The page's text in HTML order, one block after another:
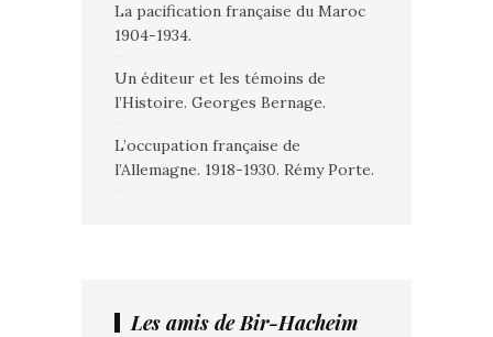
La pacification française du Maroc
1904-1934.
Un éditeur et les témoins de
l’Histoire. Georges Bernage.
L’occupation française de
l’Allemagne. 1918-1930. Rémy Porte.
Les amis de Bir-Hacheim